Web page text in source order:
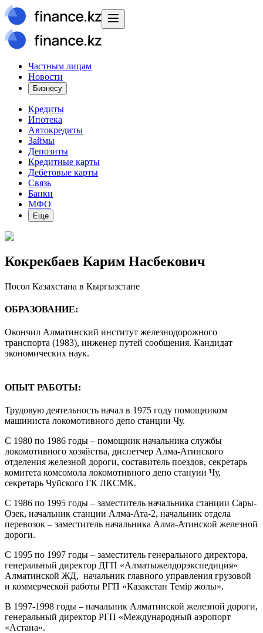
Частным лицам
Новости
Бизнесу
Кредиты
Ипотека
Автокредиты
Займы
Депозиты
Кредитные карты
Дебетовые карты
Связь
Банки
МФО
Еще
Кокрекбаев Карим Насбекович
Посол Казахстана в Кыргызстане
ОБРАЗОВАНИЕ:
Окончил Алматинский институт железнодорожного
транспорта (1983), инженер путей сообщения. Кандидат
экономических наук.
ОПЫТ РАБОТЫ:
Трудовую деятельность начал в 1975 году помощником
машиниста локомотивного депо станции Чу.
С 1980 по 1986 годы – помощник начальника службы
локомотивного хозяйства, диспетчер Алма-Атинского
отделения железной дороги, составитель поездов, секретарь
комитета комсомола локомотивного депо стануии Чу,
секретарь Чуйского ГК ЛКСМК.
С 1986 по 1995 годы – заместитель начальника станции Сары-
Озек, начальник станции Алма-Ата-2, начальник отдела
перевозок – заместитель начальника Алма-Атинской железной
дороги.
С 1995 по 1997 годы – заместитель генерального директора,
генеральный директор ДГП «Алматыжелдорэкспедиция»
Алматинской ЖД, начальник главного управления грузовой
и коммерческой работы РГП «Казакстан Темiр жолы».
В 1997-1998 годы – начальник Алматинской железной дороги,
генеральный директор РГП «Международный аэропорт
«Астана».